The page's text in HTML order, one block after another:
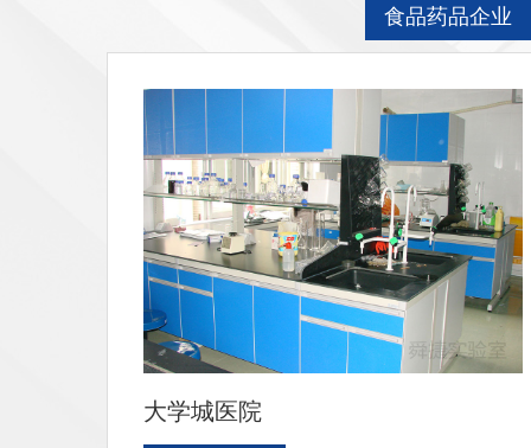
食品药品企业